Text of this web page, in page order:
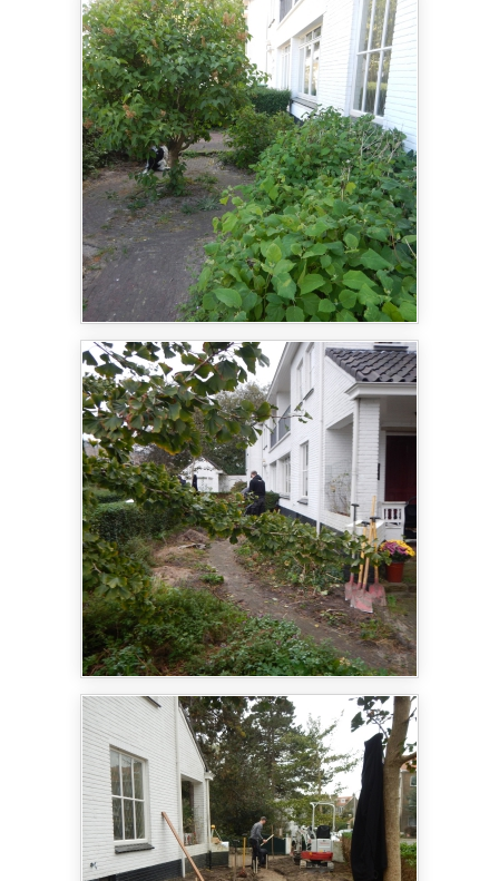
de wensen van de opdrachtgever.
De overkapping is 60 cm verdiept aangelegd
waardoor je rechtop kan staan om de fietsen te
pakken of te stallen. Het dak is extra stevig
gemaakt omdat er een groendak op is gemaakt.
Doordat de fietsenstalling verdiept is kijk je in de
tuin op het Sedumdak van de overkapping. De
hoogte van het dak is zo gemaakt dat het dak
wegvalt achter de haag.
De tuin is verder voorzien van nieuwe gebakken
klinkers. Achter de fietsoverkapping is ruimte
gemaakt voor een moestuin en de plantvakken zijn
aangeplant met beplanting die bestand is tegen
zeewind. Een mooi en divers assortiment.